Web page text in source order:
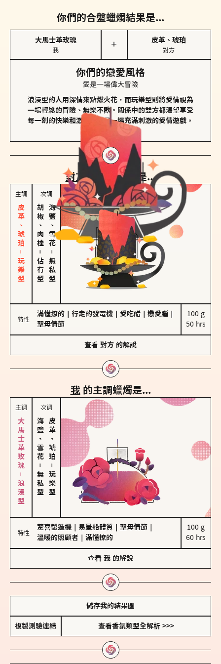
你們的合盤蠟燭結果是...
大馬士革玫瑰
我
＋
皮革、琥珀
對方
你們的戀愛風格
愛是一場偉大冒險
浪漫型的人用深情來點燃火花，而玩樂型則將愛情視為
一場輕鬆的冒險、無樂不歡。關係中的雙方都渴望享受
每一刻的快樂和激動，像是一場充滿刺激的愛情遊戲。
對方的主調蠟燭是...
主調
皮革、琥珀－玩樂型
次調
胡椒、肉桂
－
佔有型
海鹽、雪花
－
無私型
特性
滿懂撩的 行走的發電機 愛吃醋 戀愛腦
聖母情節
100 g
50 hrs
查看 對方 的解說
我 的主調蠟燭是...
主調
大馬士革玫瑰－浪漫型
次調
海鹽、雪花
－
無私型
皮革、琥珀
－
玩樂型
特性
驚喜製造機 易暈船體質 聖母情節
溫暖的照顧者
滿懂撩的
100 g
60 hrs
查看 我 的解說
儲存我的結果圖
複製測驗連結 查看香氛類型全解析 >>>